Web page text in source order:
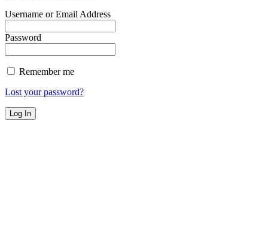
Username or Email Address
Password
Remember me
Lost your password?